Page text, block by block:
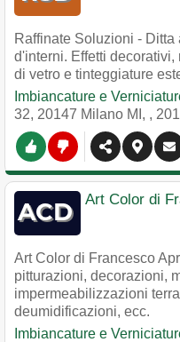
Raffinate Soluzioni -
d'interni. Effetti decorativi,
di vetro e tinteggiature
Imbiancature e
32, 20147 Milano MI, ,
Art Color di
Art Color di Francesco
pitturazioni, decorazioni,
impermeabilizzazioni
deumidificazioni, ecc.
Imbiancature e